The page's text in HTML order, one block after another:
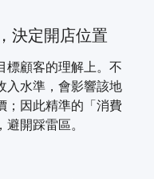
決定開店位置
標顧客的理解上。不
入水準，會影響該地
；因此精準的「消費
開踩雷區。